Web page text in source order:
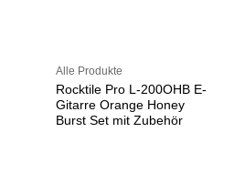
Alle Produkte
Rocktile Pro L-200OHB E-
Gitarre Orange Honey
Burst Set mit Zubehör